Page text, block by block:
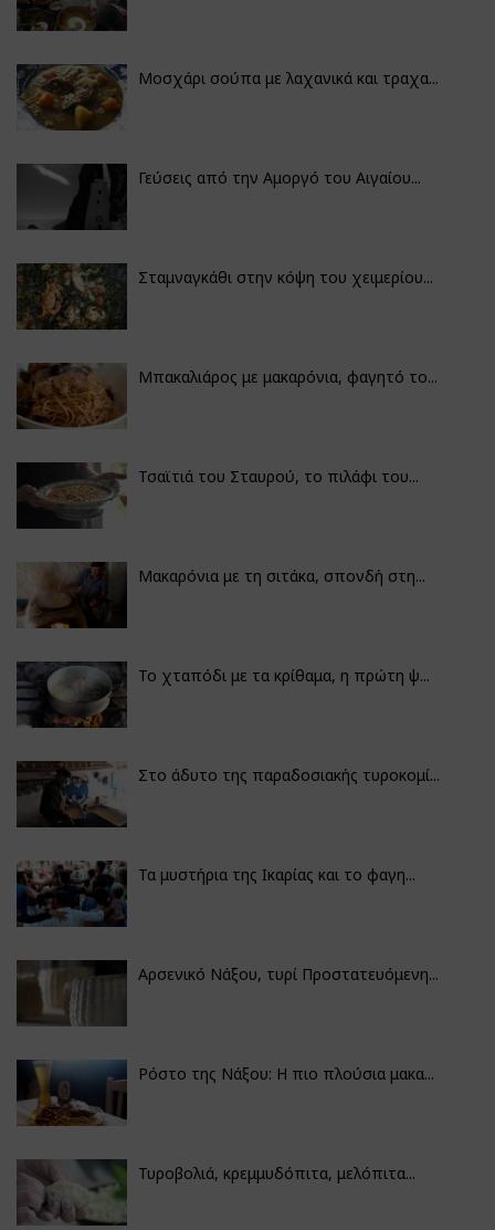
Μοσχάρι σούπα με λαχανικά και τραχα...
Γεύσεις από την Αμοργό του Αιγαίου...
Σταμναγκάθι στην κόψη του χειμερίου...
Μπακαλιάρος με μακαρόνια, φαγητό το...
Τσαϊτιά του Σταυρού, το πιλάφι του...
Μακαρόνια με τη σιτάκα, σπονδή στη...
Το χταπόδι με τα κρίθαμα, η πρώτη ψ...
Στο άδυτο της παραδοσιακής τυροκομί...
Τα μυστήρια της Ικαρίας και το φαγη...
Αρσενικό Νάξου, τυρί Προστατευόμενη...
Ρόστο της Νάξου: Η πιο πλούσια μακα...
Τυροβολιά, κρεμμυδόπιτα, μελόπιτα...